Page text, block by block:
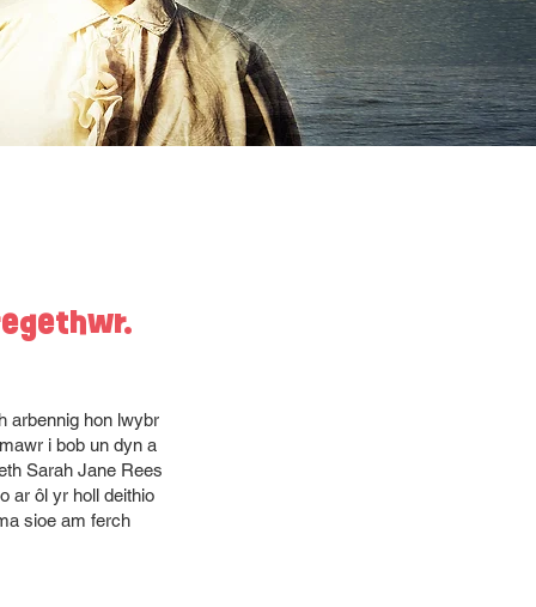
arbennig hon lwybr
i bob un dyn a
Sarah Jane Rees
ar ôl yr holl deithio
sioe am ferch